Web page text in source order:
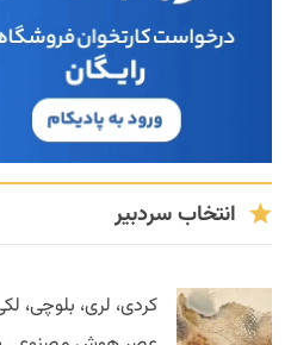
انتخاب سردبیر
کردی، لری، بلوچی،